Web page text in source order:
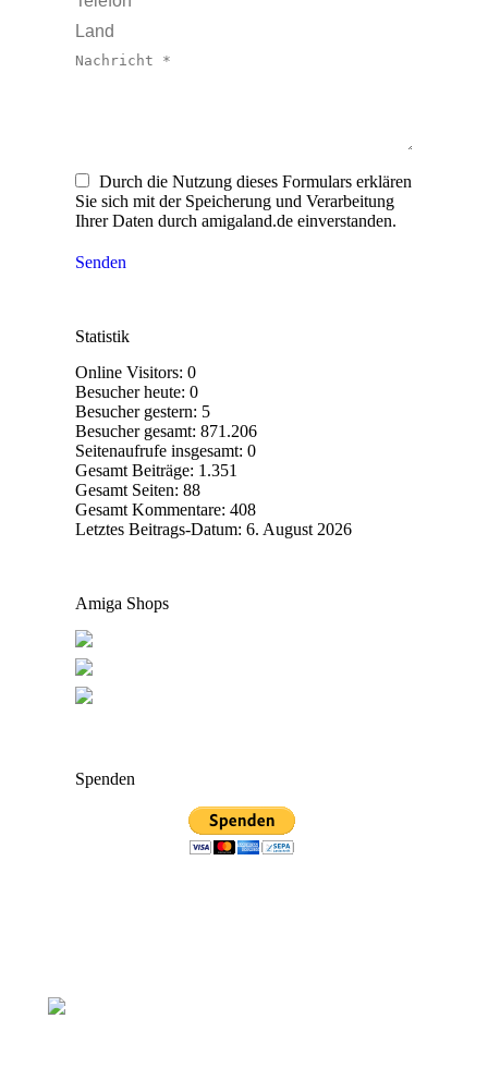
Land
Nachricht *
Durch die Nutzung dieses Formulars erklären
Sie sich mit der Speicherung und Verarbeitung
Ihrer Daten durch amigaland.de einverstanden.
Senden
Statistik
Online Visitors: 0
Besucher heute: 0
Besucher gestern: 5
Besucher gesamt: 871.206
Seitenaufrufe insgesamt: 0
Gesamt Beiträge: 1.351
Gesamt Seiten: 88
Gesamt Kommentare: 408
Letztes Beitrags-Datum: 6. August 2026
Amiga Shops
Spenden